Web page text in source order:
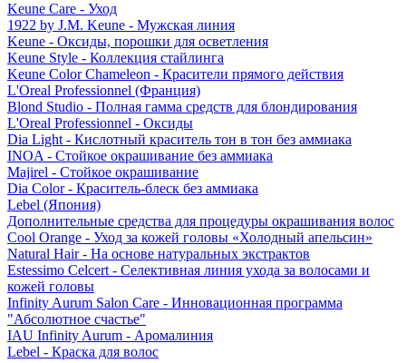
Keune Care - Уход
1922 by J.M. Keune - Мужская линия
Keune - Оксиды, порошки для осветления
Keune Style - Коллекция стайлинга
Keune Color Chameleon - Красители прямого действия
L'Oreal Professionnel (Франция)
Blond Studio - Полная гамма средств для блондирования
L'Oreal Professionnel - Оксиды
Dia Light - Кислотный краситель тон в тон без аммиака
INOA - Стойкое окрашивание без аммиака
Majirel - Стойкое окрашивание
Dia Color - Краситель-блеск без аммиака
Lebel (Япония)
Дополнительные средства для процедуры окрашивания волос
Cool Orange - Уход за кожей головы «Холодный апельсин»
Natural Hair - На основе натуральных экстрактов
Estessimo Celcert - Селективная линия ухода за волосами и
кожей головы
Infinity Aurum Salon Care - Инновационная программа
"Абсолютное счастье"
IAU Infinity Aurum - Аромалиния
Lebel - Краска для волос